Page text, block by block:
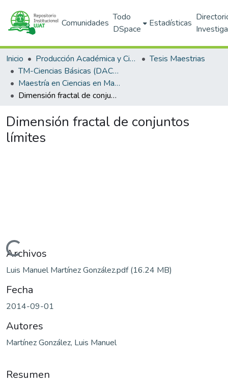
Comunidades
Todo
DSpace
Estadísticas
Inicio Producción Académica y Científica
Tesis Maestrias
TM-Ciencias Básicas (DACB)
Maestría en Ciencias en Matemáticas Aplicadas (PNPC)
Dimensión fractal de conjuntos límites
Dimensión fractal de conjuntos
límites
Cargando...
Archivos
Luis Manuel Martínez González.pdf(16.24 MB)
Fecha
2014-09-01
Autores
Martínez González, Luis Manuel
Resumen